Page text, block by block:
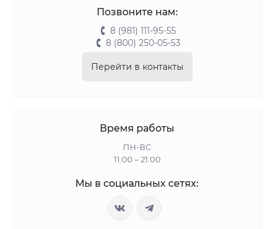
Позвоните нам:
8 (981) 111-95-55
8 (800) 250-05-53
Перейти в контакты
Время работы
ПН-ВС
11:00 – 21:00
Мы в социальных сетях: